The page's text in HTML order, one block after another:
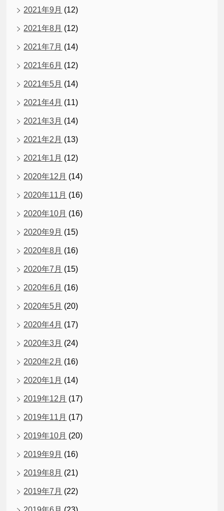
2021年9月 (12)
2021年8月 (12)
2021年7月 (14)
2021年6月 (12)
2021年5月 (14)
2021年4月 (11)
2021年3月 (14)
2021年2月 (13)
2021年1月 (12)
2020年12月 (14)
2020年11月 (16)
2020年10月 (16)
2020年9月 (15)
2020年8月 (16)
2020年7月 (15)
2020年6月 (16)
2020年5月 (20)
2020年4月 (17)
2020年3月 (24)
2020年2月 (16)
2020年1月 (14)
2019年12月 (17)
2019年11月 (17)
2019年10月 (20)
2019年9月 (16)
2019年8月 (21)
2019年7月 (22)